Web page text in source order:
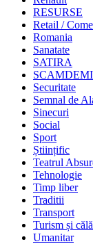
RESURSE
Retail /
Romania
Sanatate
SATIRA
Securitate
Semnal de
Sinecuri
Social
Sport
Științific
Teatrul
Tehnologie
Timp liber
Traditii
Transport
Turism și
Umanitar